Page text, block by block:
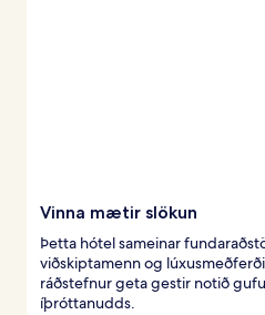
Vinna mætir slökun
Þetta hótel sameinar
viðskiptamenn og
ráðstefnur geta gestir notið
íþróttanudds.